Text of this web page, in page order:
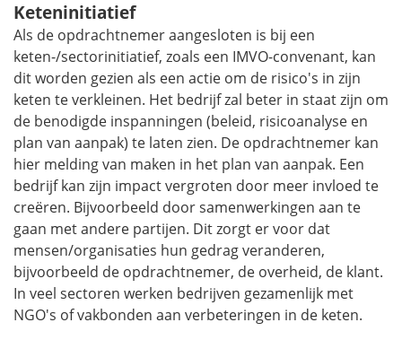
Keteninitiatief
Als de opdrachtnemer aangesloten is bij een
keten-/sectorinitiatief, zoals een IMVO-convenant, kan
dit worden gezien als een actie om de risico's in zijn
keten te verkleinen. Het bedrijf zal beter in staat zijn om
de benodigde inspanningen (beleid, risicoanalyse en
plan van aanpak) te laten zien. De opdrachtnemer kan
hier melding van maken in het plan van aanpak. Een
bedrijf kan zijn impact vergroten door meer invloed te
creëren. Bijvoorbeeld door samenwerkingen aan te
gaan met andere partijen. Dit zorgt er voor dat
mensen/organisaties hun gedrag veranderen,
bijvoorbeeld de opdrachtnemer, de overheid, de klant.
In veel sectoren werken bedrijven gezamenlijk met
NGO's of vakbonden aan verbeteringen in de keten.